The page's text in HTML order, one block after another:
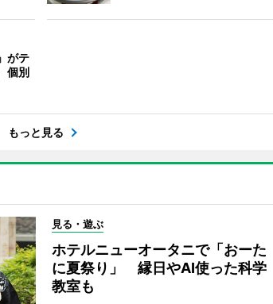
がテ
個別
もっと見る
見る・遊ぶ
ホテルニューオータニで「おーた
に夏祭り」 縁日やAI使った科学
教室も